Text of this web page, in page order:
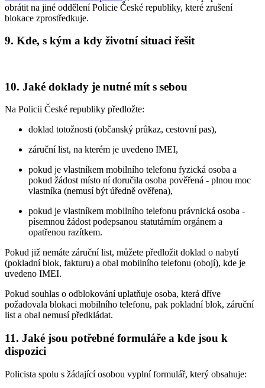
obrátit na jiné oddělení Policie České republiky, které zrušení
blokace zprostředkuje.
9. Kde, s kým a kdy životní situaci řešit
10. Jaké doklady je nutné mít s sebou
Na Policii České republiky předložte:
doklad totožnosti (občanský průkaz, cestovní pas),
záruční list, na kterém je uvedeno IMEI,
pokud je vlastníkem mobilního telefonu fyzická osoba a
pokud žádost místo ní doručila osoba pověřená - plnou moc
vlastníka (nemusí být úředně ověřena),
pokud je vlastníkem mobilního telefonu právnická osoba -
písemnou žádost podepsanou statutárním orgánem a
opatřenou razítkem.
Pokud již nemáte záruční list, můžete předložit doklad o nabytí
(pokladní blok, fakturu) a obal mobilního telefonu (obojí), kde je
uvedeno IMEI.
Pokud souhlas o odblokování uplatňuje osoba, která dříve
požadovala blokaci mobilního telefonu, pak pokladní blok, záruční
list a obal nemusí předkládat.
11. Jaké jsou potřebné formuláře a kde jsou k
dispozici
Policista spolu s žádající osobou vyplní formulář, který obsahuje: